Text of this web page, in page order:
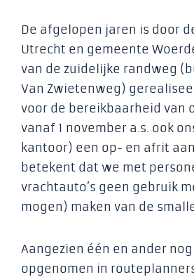
De afgelopen jaren is door
Utrecht en gemeente
van de zuidelijke randweg
Van Zwietenweg)
voor de bereikbaarheid van
vanaf 1 november a.s. ook
kantoor) een op- en afrit
betekent dat we met
vrachtauto’s geen gebruik
mogen) maken van de
Aangezien één en ander
opgenomen in